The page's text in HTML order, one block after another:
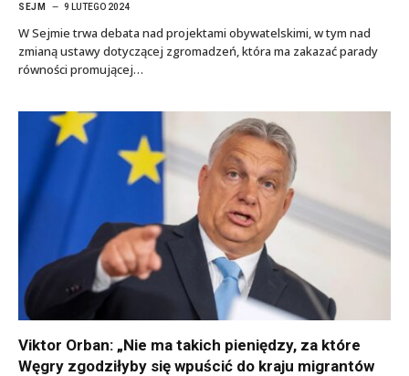
SEJM 9 LUTEGO 2024
W Sejmie trwa debata nad projektami obywatelskimi, w tym nad
zmianą ustawy dotyczącej zgromadzeń, która ma zakazać parady
równości promującej…
Viktor Orban: „Nie ma takich pieniędzy, za które
Węgry zgodziłyby się wpuścić do kraju migrantów